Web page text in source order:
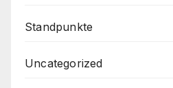
Standpunkte
Uncategorized